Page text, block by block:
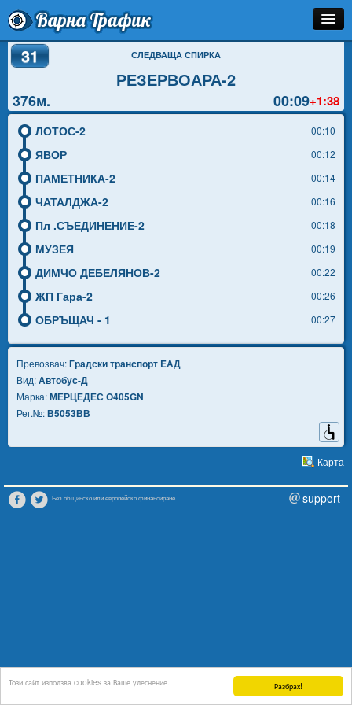
Разбрах!
Този сайт използва cookies за Ваше улеснение.
Варна Трафик
Спирка
Разписание
Как Да Стигна?
Инфо
31 СЛЕДВАЩА СПИРКА
РЕЗЕРВОАРА-2
00:09+1:38
376м.
ЛОТОС-2 00:10
ЯВОР 00:12
ПАМЕТНИКА-2 00:14
ЧАТАЛДЖА-2 00:16
Пл .СЪЕДИНЕНИЕ-2 00:18
МУЗЕЯ 00:19
ДИМЧО ДЕБЕЛЯНОВ-2 00:22
ЖП Гара-2 00:26
ОБРЪЩАЧ - 1 00:27
Превозвач:Градски транспорт EАД
Вид:Автобус-Д
Марка:МЕРЦЕДЕС O405GN
Рег.№:В5053ВВ
Карта
Без общинско или европейско финансиране. support